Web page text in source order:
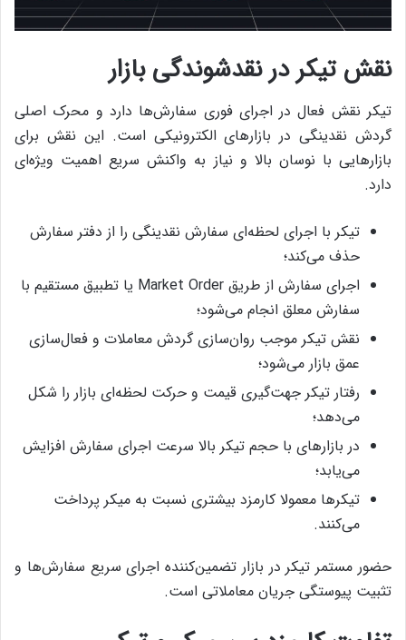
نقش تیکر در نقدشوندگی بازار
تیکر نقش فعال در اجرای فوری سفارش‌ها دارد و محرک اصلی
گردش نقدینگی در بازارهای الکترونیکی است. این نقش برای
بازارهایی با نوسان بالا و نیاز به واکنش سریع اهمیت ویژه‌ای
دارد.
تیکر با اجرای لحظه‌ای سفارش نقدینگی را از دفتر سفارش
حذف می‌کند؛
اجرای سفارش از طریق Market Order یا تطبیق مستقیم با
سفارش معلق انجام می‌شود؛
نقش تیکر موجب روان‌سازی گردش معاملات و فعال‌سازی
عمق بازار می‌شود؛
رفتار تیکر جهت‌گیری قیمت و حرکت لحظه‌ای بازار را شکل
می‌دهد؛
در بازارهای با حجم تیکر بالا سرعت اجرای سفارش افزایش
می‌یابد؛
تیکرها معمولا کارمزد بیشتری نسبت به میکر پرداخت
می‌کنند.
حضور مستمر تیکر در بازار تضمین‌کننده اجرای سریع سفارش‌ها و
تثبیت پیوستگی جریان معاملاتی است.